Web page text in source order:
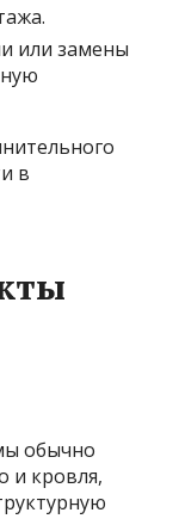
или замены
в
обычно
и кровля,